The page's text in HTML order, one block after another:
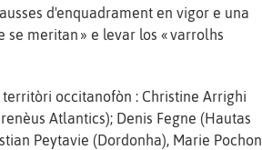
d'enquadrament en vigor e una
meritan » e levar los « varrolhs
occitanofòn : Christine Arrighi
Atlantics); Denis Fegne (Hautas
Peytavie (Dordonha), Marie Pochon